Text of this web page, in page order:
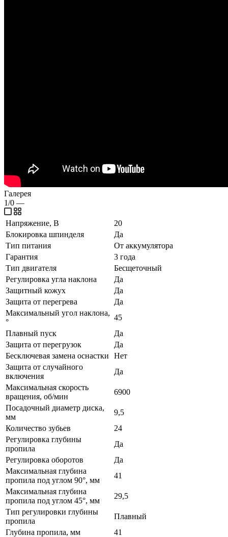
Галерея
1/0 —
Напряжение, В
20
Блокировка шпинделя
Да
Тип питания
От аккумулятора
Гарантия
3 года
Тип двигателя
Бесщеточный
Регулировка угла наклона
Да
Защитный кожух
Да
Защита от перегрева
Да
Максимальный угол наклона,
°
45
Плавный пуск
Да
Защита от перегрузок
Да
Бесключевая замена оснастки
Нет
Защита от случайного
включения
Да
Максимальная скорость
вращения, об/мин
6900
Посадочный диаметр диска,
мм
9,5
Количество зубьев
24
Регулировка глубины
пропила
Да
Регулировка оборотов
Да
Максимальная глубина
пропила под углом 90°, мм
41
Максимальная глубина
пропила под углом 45°, мм
29,5
Тип регулировки глубины
пропила
Плавный
Глубина пропила, мм
41